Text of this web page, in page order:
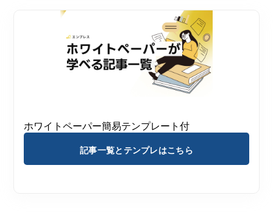
ホワイトペーパー簡易テンプレート付
記事一覧とテンプレはこちら